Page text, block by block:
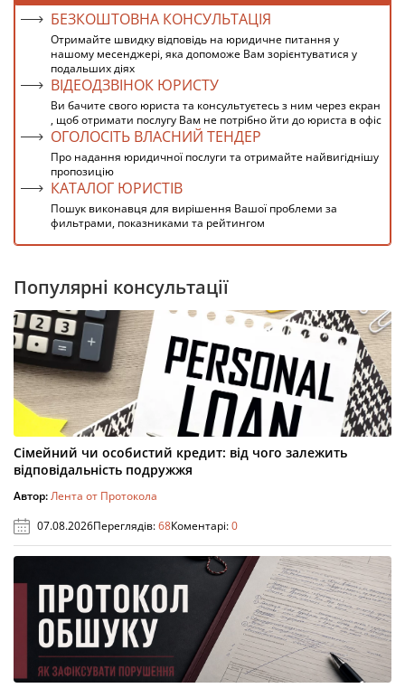
БЕЗКОШТОВНА КОНСУЛЬТАЦІЯ
Отримайте швидку відповідь на юридичне питання у
нашому месенджері, яка допоможе Вам зорієнтуватися у
подальших діях
ВІДЕОДЗВІНОК ЮРИСТУ
Ви бачите свого юриста та консультуєтесь з ним через екран
, щоб отримати послугу Вам не потрібно йти до юриста в офіс
ОГОЛОСІТЬ ВЛАСНИЙ ТЕНДЕР
Про надання юридичної послуги та отримайте найвигіднішу
пропозицію
КАТАЛОГ ЮРИСТІВ
Пошук виконавця для вирішення Вашої проблеми за
фильтрами, показниками та рейтингом
Популярні консультації
Сімейний чи особистий кредит: від чого залежить
відповідальність подружжя
Автор:Лента от Протокола
07.08.2026Переглядів:68Коментарі:0